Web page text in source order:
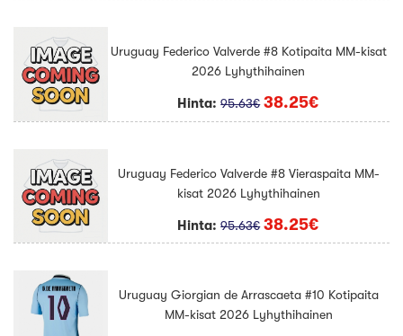
Uruguay Federico Valverde #8 Kotipaita MM-kisat
2026 Lyhythihainen
Hinta:95.63€ 38.25€
Uruguay Federico Valverde #8 Vieraspaita MM-
kisat 2026 Lyhythihainen
Hinta:95.63€ 38.25€
Uruguay Giorgian de Arrascaeta #10 Kotipaita
MM-kisat 2026 Lyhythihainen